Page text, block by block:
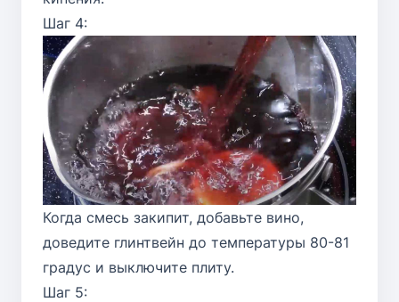
Шаг 4:
Когда смесь закипит, добавьте вино,
доведите глинтвейн до температуры 80-81
градус и выключите плиту.
Шаг 5: